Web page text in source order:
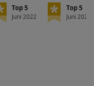
Top 5
Juni 2022
Top 5
Juni 2022